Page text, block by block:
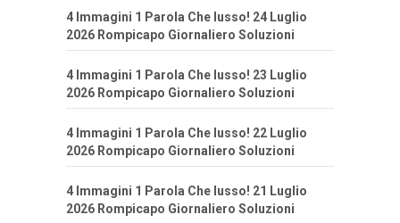
4 Immagini 1 Parola Che lusso! 24 Luglio
2026 Rompicapo Giornaliero Soluzioni
4 Immagini 1 Parola Che lusso! 23 Luglio
2026 Rompicapo Giornaliero Soluzioni
4 Immagini 1 Parola Che lusso! 22 Luglio
2026 Rompicapo Giornaliero Soluzioni
4 Immagini 1 Parola Che lusso! 21 Luglio
2026 Rompicapo Giornaliero Soluzioni